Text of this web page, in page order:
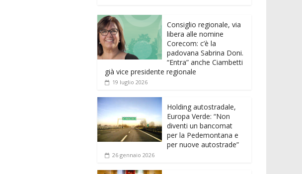
b
o
o
k
er
A
p
p
n
g
er
t
k
e
dI
n
n
di
vi
di
Consiglio regionale, via
libera alle nomine
Corecom: c’è la
padovana Sabrina Doni.
“Entra” anche Ciambetti
già vice presidente regionale
19 luglio 2026
Holding autostradale,
Europa Verde: “Non
diventi un bancomat
per la Pedemontana e
per nuove autostrade”
26 gennaio 2026